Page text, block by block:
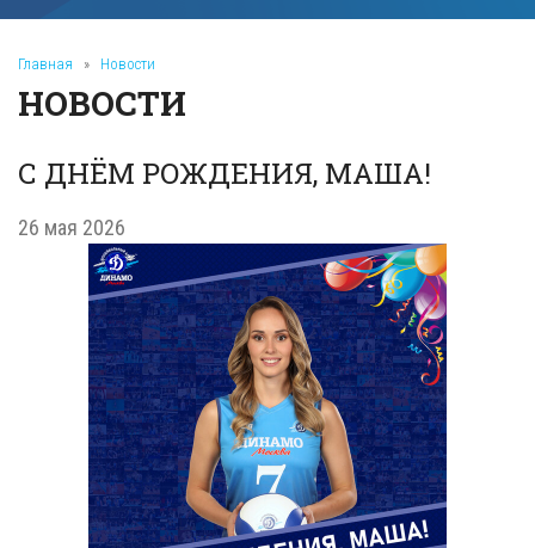
Главная » Новости
НОВОСТИ
С ДНЁМ РОЖДЕНИЯ, МАША!
26 мая 2026